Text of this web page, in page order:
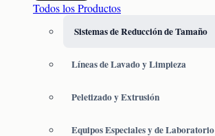
Todos los Productos
Sistemas de Reducción de Tamaño
Líneas de Lavado y Limpieza
Peletizado y Extrusión
Equipos Especiales y de Laboratorio